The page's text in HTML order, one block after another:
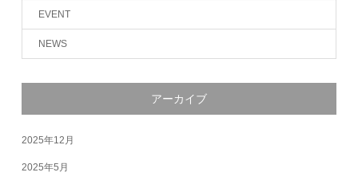
EVENT
NEWS
アーカイブ
2025年12月
2025年5月